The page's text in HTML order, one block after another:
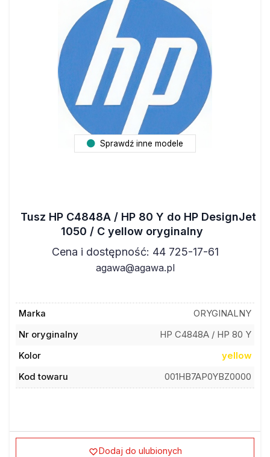
Sprawdź inne modele
Tusz HP C4848A / HP 80 Y do HP DesignJet
1050 / C yellow oryginalny
Cena i dostępność: 44 725-17-61
agawa@agawa.pl
Marka
ORYGINALNY
Nr oryginalny
HP C4848A / HP 80 Y
Kolor
yellow
Kod towaru
001HB7AP0YBZ0000
Dodaj do ulubionych